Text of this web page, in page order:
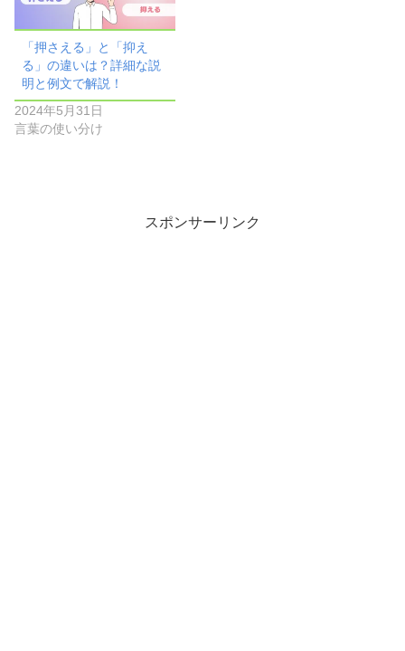
「押さえる」と「抑え
る」の違いは？詳細な説
明と例文で解説！
2024年5月31日
言葉の使い分け
スポンサーリンク